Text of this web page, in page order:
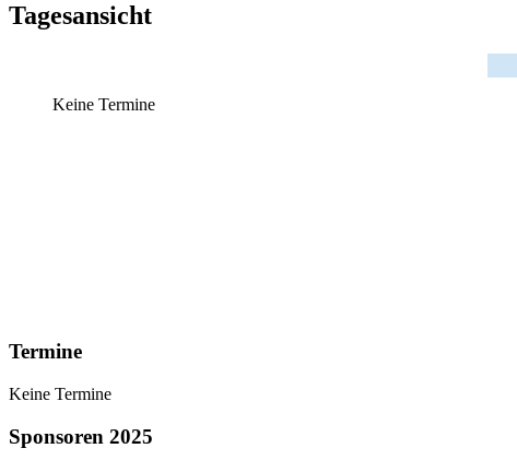
Tagesansicht
Keine Termine
Termine
Keine Termine
Sponsoren 2025